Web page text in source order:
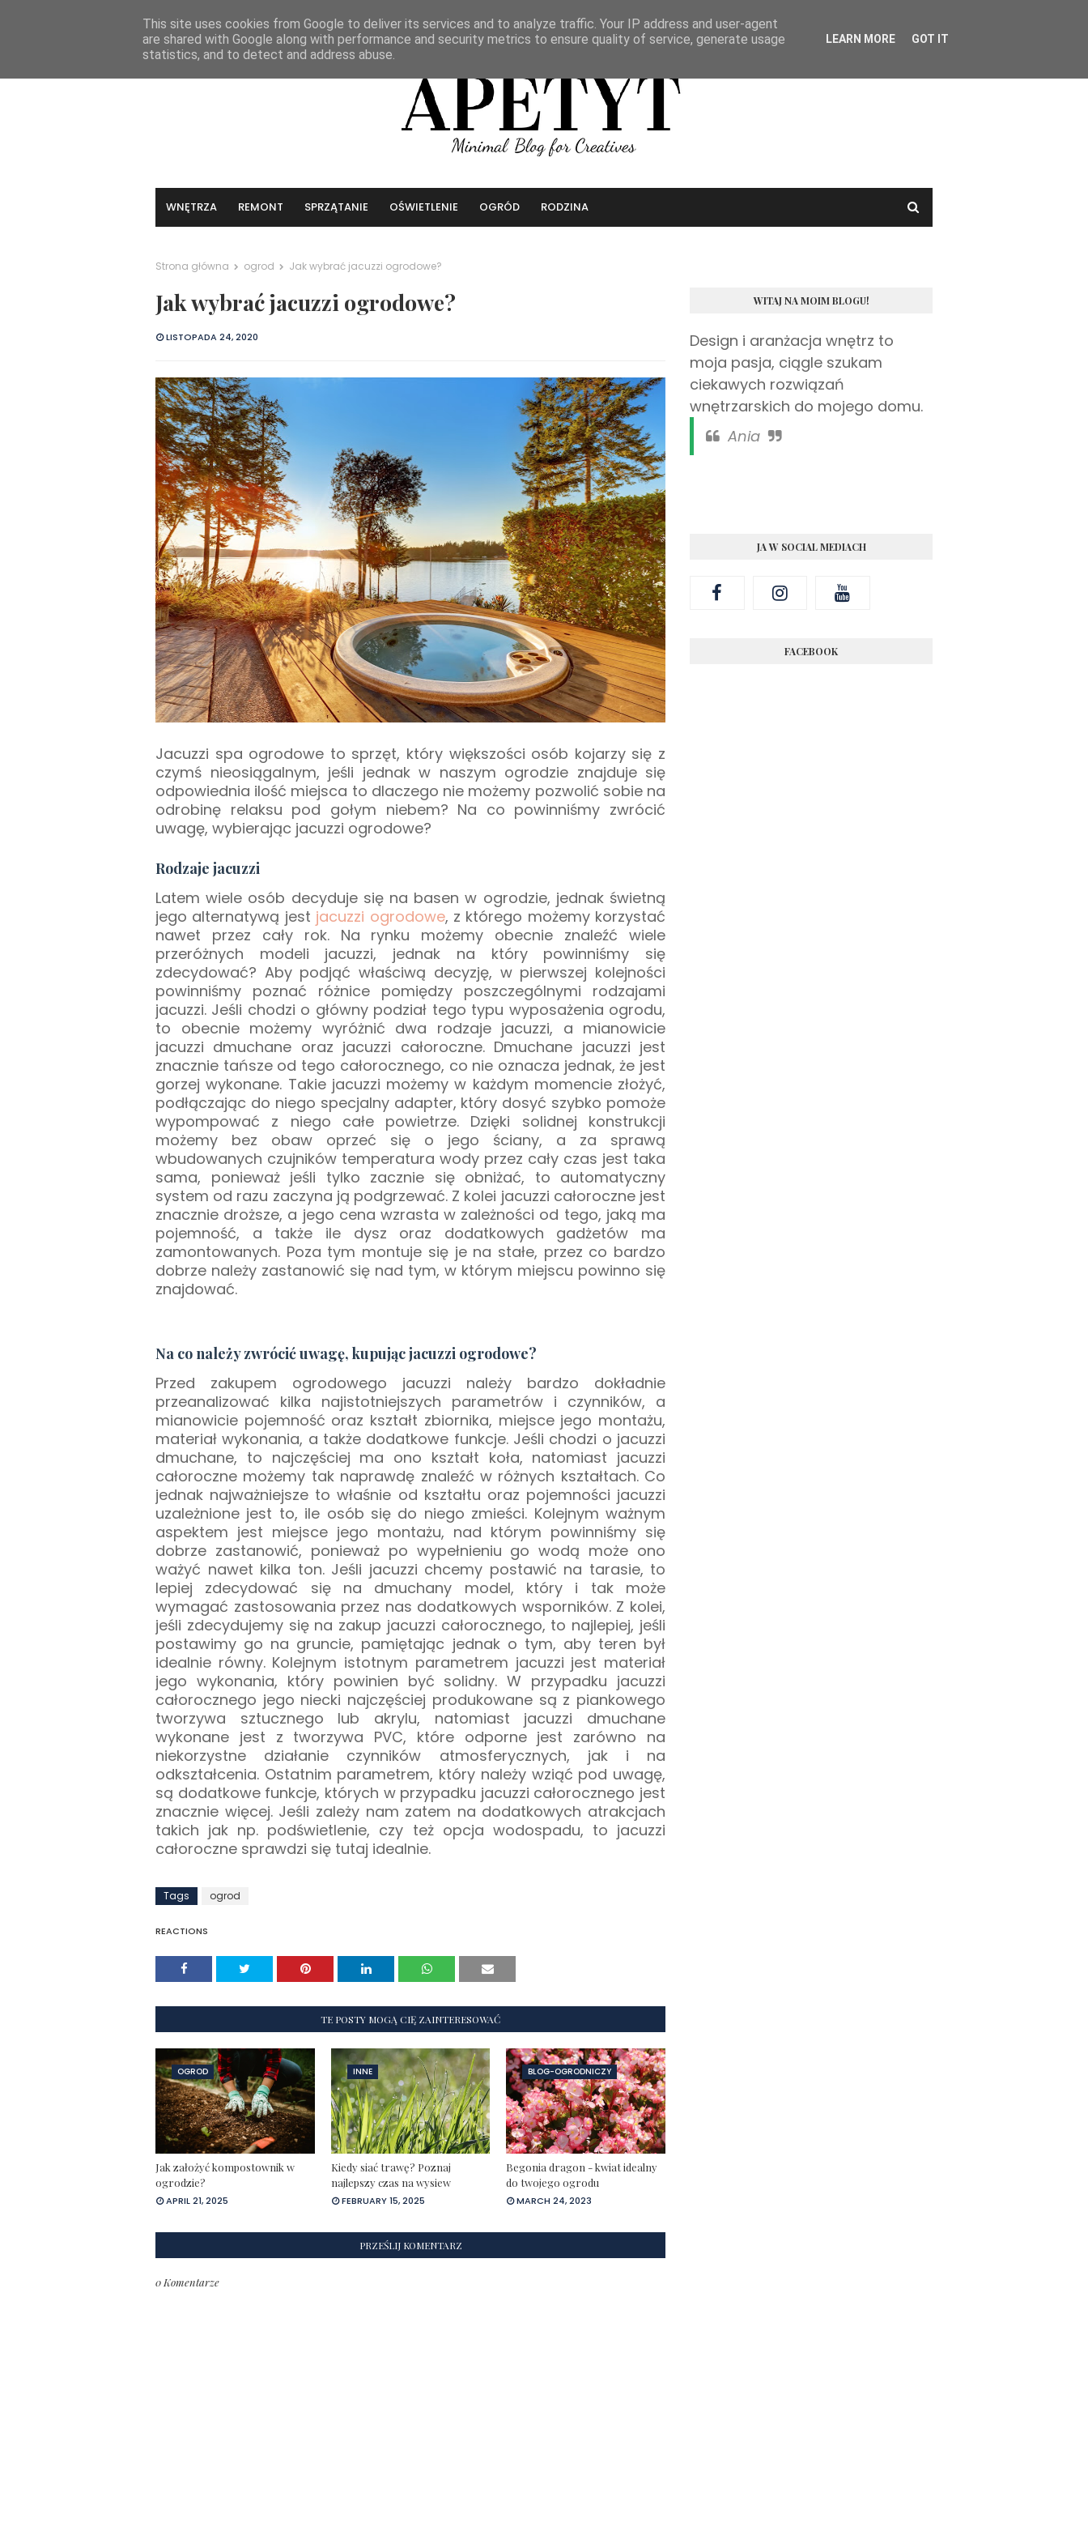
WNĘTRZA REMONT SPRZĄTANIE OŚWIETLENIE OGRÓD RODZINA
Strona główna ogrod Jak wybrać jacuzzi ogrodowe?
Jak wybrać jacuzzi ogrodowe?
LISTOPADA 24, 2020
Jacuzzi spa ogrodowe to sprzęt, który większości osób kojarzy się z
czymś nieosiągalnym, jeśli jednak w naszym ogrodzie znajduje się
odpowiednia ilość miejsca to dlaczego nie możemy pozwolić sobie na
odrobinę relaksu pod gołym niebem? Na co powinniśmy zwrócić
uwagę, wybierając jacuzzi ogrodowe?
Rodzaje jacuzzi
Latem wiele osób decyduje się na basen w ogrodzie, jednak świetną
jego alternatywą jest jacuzzi ogrodowe, z którego możemy korzystać
nawet przez cały rok. Na rynku możemy obecnie znaleźć wiele
przeróżnych modeli jacuzzi, jednak na który powinniśmy się
zdecydować? Aby podjąć właściwą decyzję, w pierwszej kolejności
powinniśmy poznać różnice pomiędzy poszczególnymi rodzajami
jacuzzi. Jeśli chodzi o główny podział tego typu wyposażenia ogrodu,
to obecnie możemy wyróżnić dwa rodzaje jacuzzi, a mianowicie
jacuzzi dmuchane oraz jacuzzi całoroczne. Dmuchane jacuzzi jest
znacznie tańsze od tego całorocznego, co nie oznacza jednak, że jest
gorzej wykonane. Takie jacuzzi możemy w każdym momencie złożyć,
podłączając do niego specjalny adapter, który dosyć szybko pomoże
wypompować z niego całe powietrze. Dzięki solidnej konstrukcji
możemy bez obaw oprzeć się o jego ściany, a za sprawą
wbudowanych czujników temperatura wody przez cały czas jest taka
sama, ponieważ jeśli tylko zacznie się obniżać, to automatyczny
system od razu zaczyna ją podgrzewać. Z kolei jacuzzi całoroczne jest
znacznie droższe, a jego cena wzrasta w zależności od tego, jaką ma
pojemność, a także ile dysz oraz dodatkowych gadżetów ma
zamontowanych. Poza tym montuje się je na stałe, przez co bardzo
dobrze należy zastanowić się nad tym, w którym miejscu powinno się
znajdować.
Na co należy zwrócić uwagę, kupując jacuzzi ogrodowe?
Przed zakupem ogrodowego jacuzzi należy bardzo dokładnie
przeanalizować kilka najistotniejszych parametrów i czynników, a
mianowicie pojemność oraz kształt zbiornika, miejsce jego montażu,
materiał wykonania, a także dodatkowe funkcje. Jeśli chodzi o jacuzzi
dmuchane, to najczęściej ma ono kształt koła, natomiast jacuzzi
całoroczne możemy tak naprawdę znaleźć w różnych kształtach. Co
jednak najważniejsze to właśnie od kształtu oraz pojemności jacuzzi
uzależnione jest to, ile osób się do niego zmieści. Kolejnym ważnym
aspektem jest miejsce jego montażu, nad którym powinniśmy się
dobrze zastanowić, ponieważ po wypełnieniu go wodą może ono
ważyć nawet kilka ton. Jeśli jacuzzi chcemy postawić na tarasie, to
lepiej zdecydować się na dmuchany model, który i tak może
wymagać zastosowania przez nas dodatkowych wsporników. Z kolei,
jeśli zdecydujemy się na zakup jacuzzi całorocznego, to najlepiej, jeśli
postawimy go na gruncie, pamiętając jednak o tym, aby teren był
idealnie równy. Kolejnym istotnym parametrem jacuzzi jest materiał
jego wykonania, który powinien być solidny. W przypadku jacuzzi
całorocznego jego niecki najczęściej produkowane są z piankowego
tworzywa sztucznego lub akrylu, natomiast jacuzzi dmuchane
wykonane jest z tworzywa PVC, które odporne jest zarówno na
niekorzystne działanie czynników atmosferycznych, jak i na
odkształcenia. Ostatnim parametrem, który należy wziąć pod uwagę,
są dodatkowe funkcje, których w przypadku jacuzzi całorocznego jest
znacznie więcej. Jeśli zależy nam zatem na dodatkowych atrakcjach
takich jak np. podświetlenie, czy też opcja wodospadu, to jacuzzi
całoroczne sprawdzi się tutaj idealnie.
Tags ogrod
REACTIONS
TE POSTY MOGĄ CIĘ ZAINTERESOWAĆ
OGROD
Jak założyć kompostownik w
ogrodzie?
APRIL 21, 2025
INNE
Kiedy siać trawę? Poznaj
najlepszy czas na wysiew
FEBRUARY 15, 2025
BLOG-OGRODNICZY
Begonia dragon - kwiat idealny
do twojego ogrodu
MARCH 24, 2023
PRZEŚLIJ KOMENTARZ
0 Komentarze
WITAJ NA MOIM BLOGU!
Design i aranżacja wnętrz to
moja pasja, ciągle szukam
ciekawych rozwiązań
wnętrzarskich do mojego domu.
Ania
JA W SOCIAL MEDIACH
FACEBOOK
This site uses cookies from Google to deliver its services and to analyze traffic. Your IP address and user-agent
are shared with Google along with performance and security metrics to ensure quality of service, generate usage
statistics, and to detect and address abuse.
LEARN MORE GOT IT